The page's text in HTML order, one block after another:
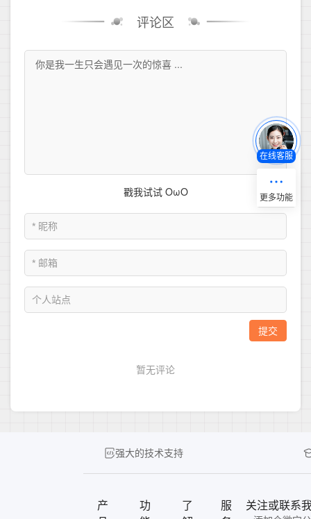
评论区
强大的技术支持
产
功
了
服
关注或联系
在线客服